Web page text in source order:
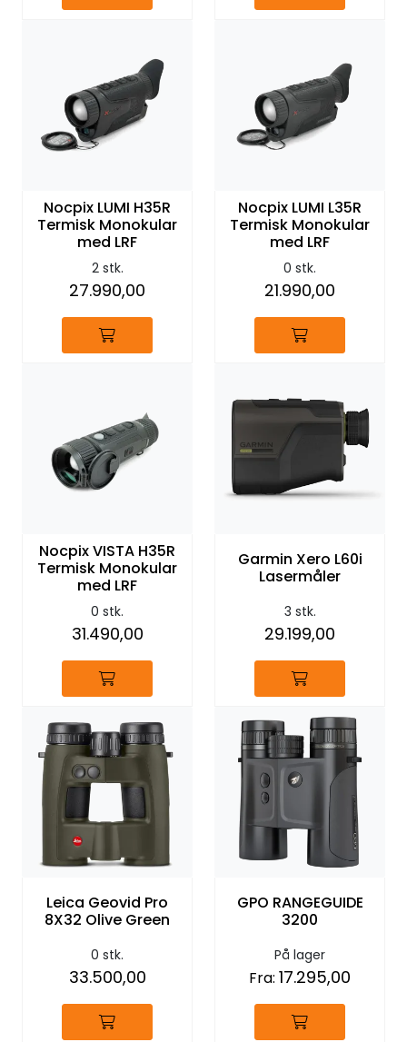
Nocpix LUMI H35R
Termisk Monokular
med LRF
2 stk.
27.990,00
Nocpix LUMI L35R
Termisk Monokular
med LRF
0 stk.
21.990,00
Nocpix VISTA H35R
Termisk Monokular
med LRF
0 stk.
31.490,00
Garmin Xero L60i
Lasermåler
3 stk.
29.199,00
Leica Geovid Pro
8X32 Olive Green
0 stk.
33.500,00
GPO RANGEGUIDE
3200
På lager
Fra: 17.295,00